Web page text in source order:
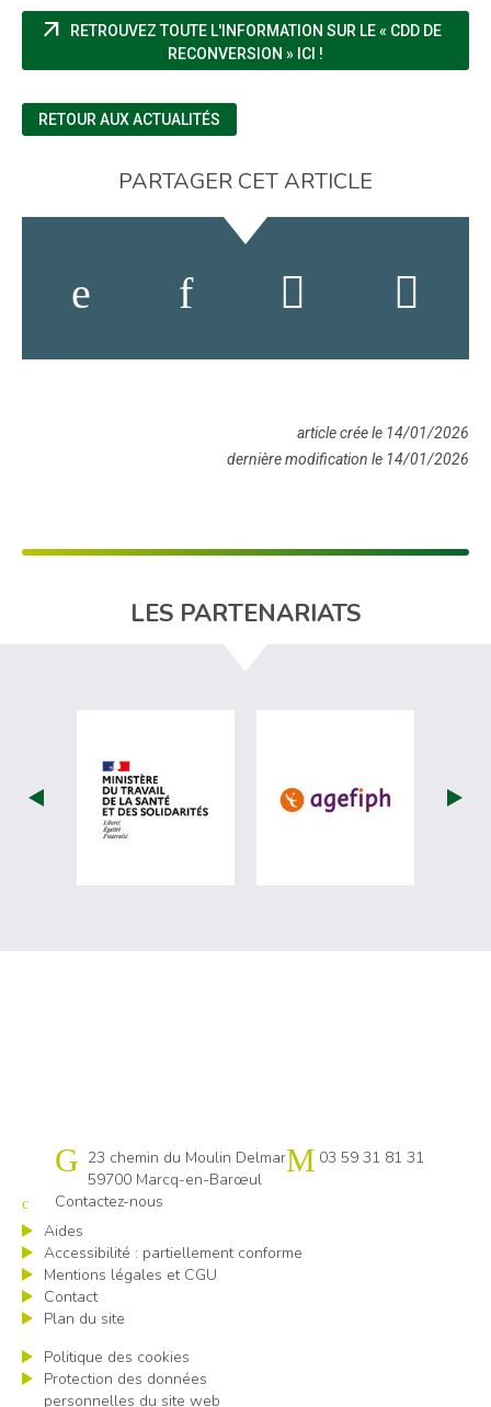
arrow_outward
RETROUVEZ TOUTE L'INFORMATION SUR LE « CDD DE
RECONVERSION » ICI !
RETOUR AUX ACTUALITÉS
PARTAGER CET ARTICLE
article crée le 14/01/2026
dernière modification le 14/01/2026
LES PARTENARIATS
visiter les site de Ministère du travail
visiter les
Cap emploi 59 Lille
23 chemin du Moulin Delmar
59700 Marcq-en-Barœul
03 59 31 81 31
Contactez-nous
Aides
Accessibilité : partiellement conforme
Mentions légales et CGU
Contact
Plan du site
Politique des cookies
Protection des données
personnelles du site web